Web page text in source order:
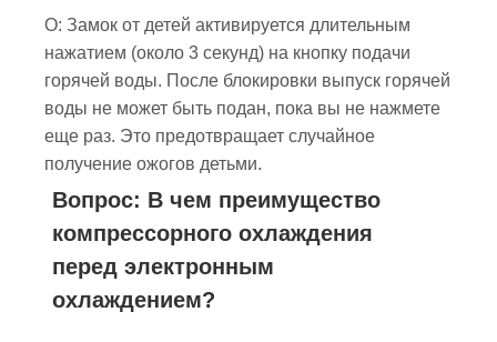
О: Замок от детей активируется длительным
нажатием (около 3 секунд) на кнопку подачи
горячей воды. После блокировки выпуск горячей
воды не может быть подан, пока вы не нажмете
еще раз. Это предотвращает случайное
получение ожогов детьми.
Вопрос: В чем преимущество
компрессорного охлаждения
перед электронным
охлаждением?